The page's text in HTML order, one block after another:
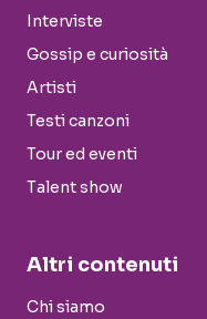
Interviste
Gossip e curiosità
Artisti
Testi canzoni
Tour ed eventi
Talent show
Altri contenuti
Chi siamo